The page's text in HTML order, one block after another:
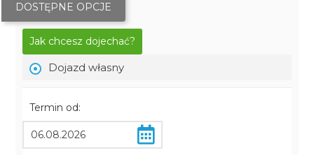
DOSTĘPNE OPCJE
Jak chcesz dojechać?
Dojazd własny
Termin od: